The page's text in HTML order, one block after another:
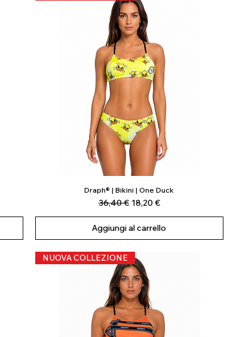
Vista rapida
Draph® | Bikini | One Duck
Prezzo regolare
36,40 € Prezzo scontato
18,20 €
Aggiungi al carrello
NUOVA COLLEZIONE